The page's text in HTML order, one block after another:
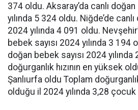
374 oldu. Aksaray’da canlı
yılında 5 324 oldu. Niğde’de
2024 yılında 4 091 oldu.
bebek sayısı 2024 yılında 3 194
doğan bebek sayısı 2024
doğurganlık hızının en yüksek
Şanlıurfa oldu Toplam
olduğu il 2024 yılında 3,28